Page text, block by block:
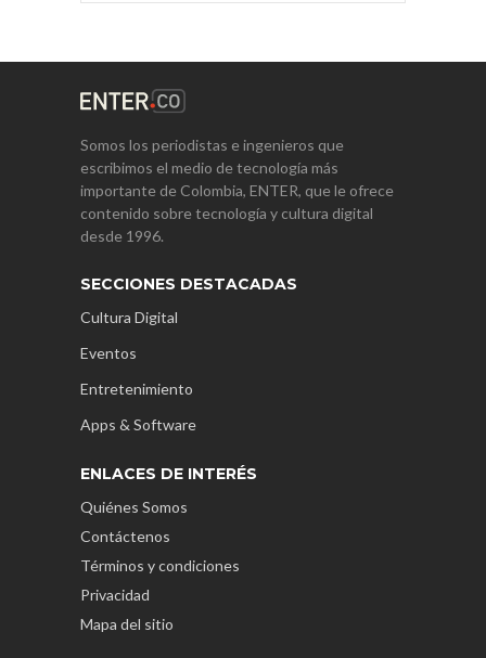
Somos los periodistas e ingenieros que
escribimos el medio de tecnología más
importante de Colombia, ENTER, que le ofrece
contenido sobre tecnología y cultura digital
desde 1996.
SECCIONES DESTACADAS
Cultura Digital
Eventos
Entretenimiento
Apps & Software
ENLACES DE INTERÉS
Quiénes Somos
Contáctenos
Términos y condiciones
Privacidad
Mapa del sitio